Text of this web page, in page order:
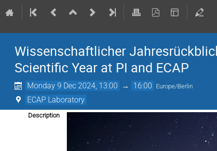
Wissenschaftlicher
Scientific Year at PI and ECAP
Monday 9 Dec 2024, 13:00 → 16:00 Europe/Berlin
ECAP Laboratory
Description